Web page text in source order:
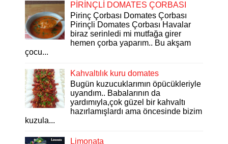
PİRİNÇLİ DOMATES ÇORBASI
Pirinç Çorbası Domates Çorbası
Pirinçli Domates Çorbası Havalar
biraz serinledi mi mutfağa girer
hemen çorba yaparım.. Bu akşam
çocu...
Kahvaltılık kuru domates
Bugün kuzucuklarımın öpücükleriyle
uyandım.. Babalarının da
yardımıyla,çok güzel bir kahvaltı
hazırlamışlardı ama öncesinde bizim
kuzula...
Limonata